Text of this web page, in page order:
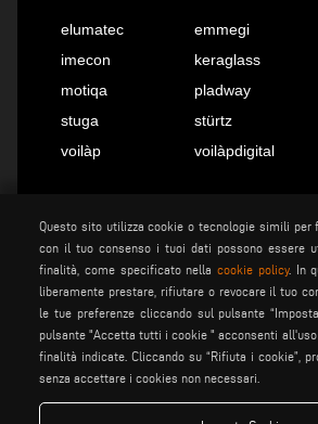
elumatec emmegi
imecon
keraglass
motiqa
pladway
stuga
stürtz
voilàp
voilàpdigital
Italiano info@tekna.it
be the change
privacy policy
note legali
Questo sito utilizza cookie o tecnologie simili per
con il tuo consenso i tuoi dati possono essere
finalità, come specificato nellacookie policy. In
liberamente prestare, rifiutare o revocare il tuo
le tue preferenze cliccando sul pulsante
pulsante "Accetta tutti i cookie " acconsenti
finalità indicate. Cliccando su “Rifiuta i cookie”,
senza accettare i cookies non necessari.